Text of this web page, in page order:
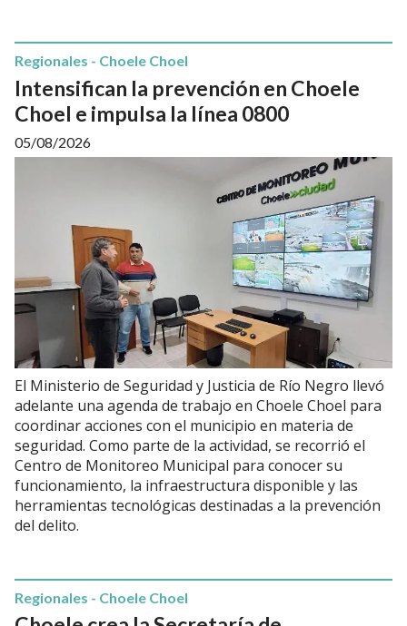
Intensifican la prevención en Choele
Choel e impulsa la línea 0800
Regionales - Choele Choel
05/08/2026
El Ministerio de Seguridad y Justicia de Río Negro llevó
adelante una agenda de trabajo en Choele Choel para
coordinar acciones con el municipio en materia de
seguridad. Como parte de la actividad, se recorrió el
Centro de Monitoreo Municipal para conocer su
funcionamiento, la infraestructura disponible y las
herramientas tecnológicas destinadas a la prevención
del delito.
Regionales - Choele Choel